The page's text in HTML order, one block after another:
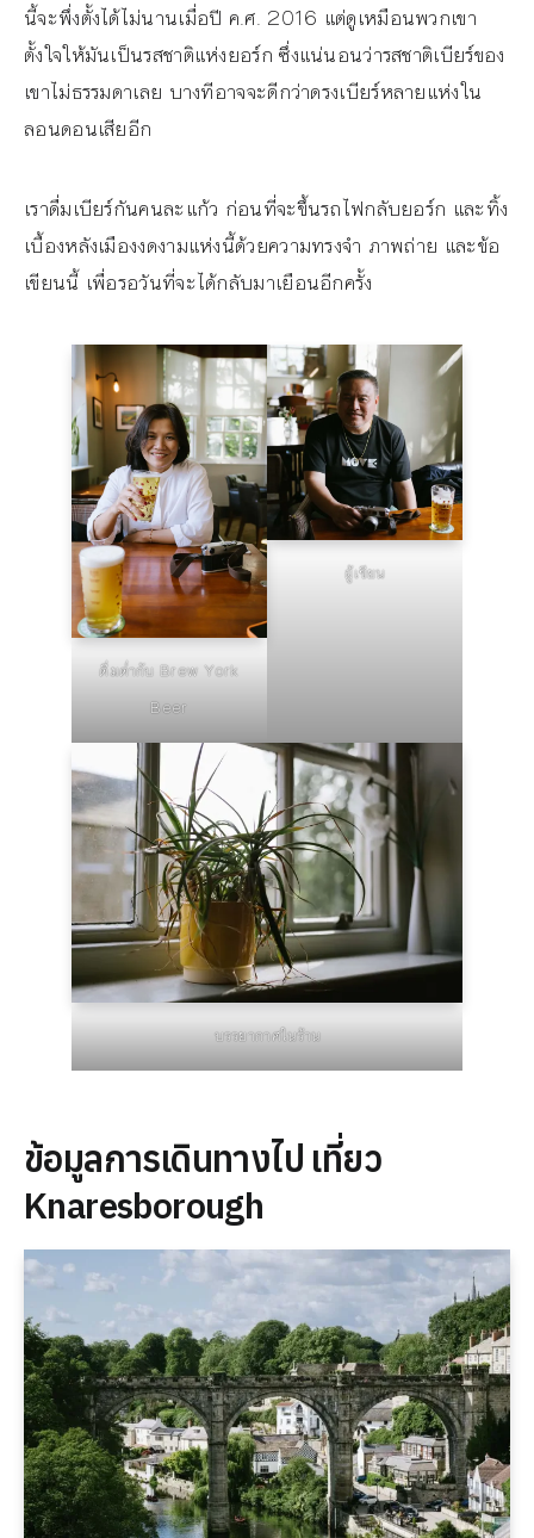
นี้จะพึ่งตั้งได้ไม่นานเมื่อปี ค.ศ. 2016 แต่ดูเหมือนพวกเขา
ตั้งใจให้มันเป็นรสชาติแห่งยอร์ก ซึ่งแน่นอนว่ารสชาติเบียร์ของ
เขาไม่ธรรมดาเลย บางทีอาจจะดีกว่าดรงเบียร์หลายแห่งใน
ลอนดอนเสียอีก
เราดื่มเบียร์กันคนละแก้ว ก่อนที่จะขึ้นรถไฟกลับยอร์ก และทิ้ง
เบื้องหลังเมืองงดงามแห่งนี้ด้วยความทรงจำ ภาพถ่าย และข้อ
เขียนนี้ เพื่อรอวันที่จะได้กลับมาเยือนอีกครั้ง
ดื่มด่ำกับ Brew York
Beer
ผู้เขียน
บรรยากาศในร้าน
ข้อมูลการเดินทางไป เที่ยว
Knaresborough